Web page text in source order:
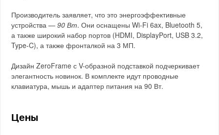
Производитель заявляет, что это энергоэффективные
устройства —90 Вт. Они оснащены Wi-Fi 6ax, Bluetooth 5,
а также широкий набор портов (HDMI, DisplayPort, USB 3.2,
Type-C), а также фронталкой на 3 МП.
Дизайн ZeroFrame с V-образной подставкой подчеркивает
элегантность новинок. В комплекте идут проводные
клавиатура, мышь и адаптер питания на 90 Вт.
Цены